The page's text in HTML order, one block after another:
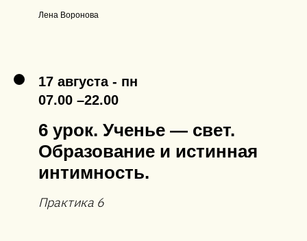
Лена Воронова
17 августа - пн
07.00 –22.00
6 урок. Ученье — свет.
Образование и истинная
интимность.
Практика 6